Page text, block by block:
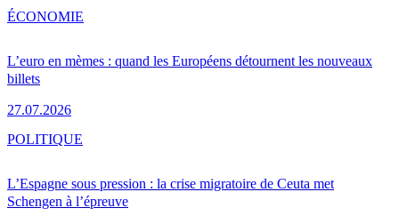
L’euro en mèmes : quand les Européens détournent les nouveaux
billets
27.07.2026
ÉCONOMIE
L’Espagne sous pression : la crise migratoire de Ceuta met
Schengen à l’épreuve
POLITIQUE